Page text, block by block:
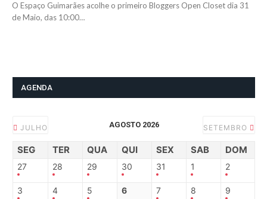
O Espaço Guimarães acolhe o primeiro Bloggers Open Closet dia 31
de Maio, das 10:00…
AGENDA
JULHO AGOSTO 2026 SETEMBRO
SEG TER QUA QUI SEX SAB DOM
27 28 29 30 31 1 2
3 4 5 6 7 8 9